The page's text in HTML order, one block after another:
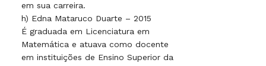
em sua carreira.
h) Edna Mataruco Duarte – 2015
É graduada em Licenciatura em
Matemática e atuava como docente
em instituições de Ensino Superior da